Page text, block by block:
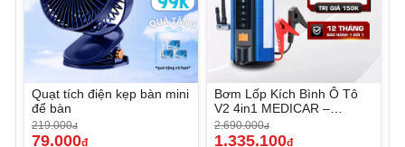
Quạt tích điện kẹp bàn mini
để bàn
219.000đ
79.000đ
Bơm Lốp Kích Bình Ô Tô
V2 4in1 MEDICAR –
12.000mAh
2.690.000đ
1.335.100đ